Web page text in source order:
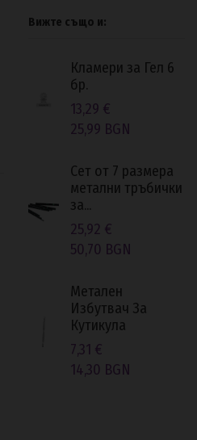
Вижте също и:
Кламери за Гел 6
бр.
13,29 €
25,99 BGN
Сет от 7 размера
метални тръбички
за...
25,92 €
50,70 BGN
Метален
Избутвач За
Кутикула
7,31 €
14,30 BGN